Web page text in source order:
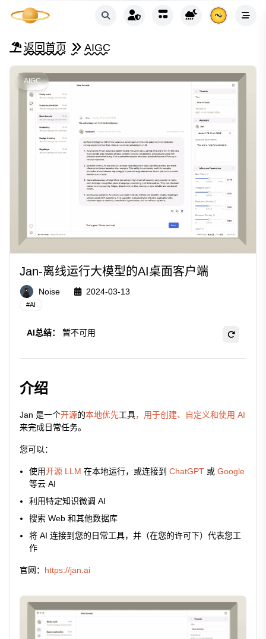
返回首页 AIGC
AIGC
Jan-离线运行大模型的AI桌面客户端
Noise 2024-03-13
#AI
AI总结： 暂不可用
介绍
Jan 是一个开源的本地优先工具，用于创建、自定义和使用 AI
来完成日常任务。
您可以：
使用开源 LLM 在本地运行，或连接到 ChatGPT 或 Google
等云 AI
利用特定知识微调 AI
搜索 Web 和其他数据库
将 AI 连接到您的日常工具，并（在您的许可下）代表您工
作
官网： https://jan.ai